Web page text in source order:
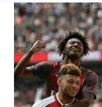
رصد
مع